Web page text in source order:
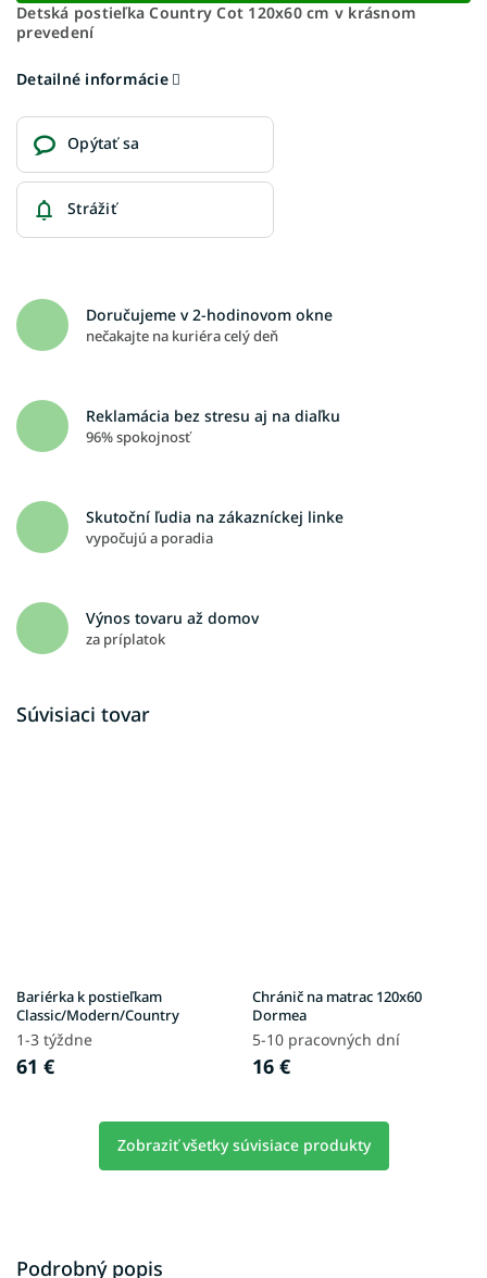
Detská postieľka Country Cot 120x60 cm v krásnom
prevedení
Detailné informácie
Opýtať sa
Strážiť
Doručujeme v 2-hodinovom okne
nečakajte na kuriéra celý deň
Reklamácia bez stresu aj na diaľku
96% spokojnosť
Skutoční ľudia na zákazníckej linke
vypočujú a poradia
Výnos tovaru až domov
za príplatok
Súvisiaci tovar
Bariérka k postieľkam
Classic/Modern/Country
1-3 týždne
61 €
Chránič na matrac 120x60
Dormea
5-10 pracovných dní
16 €
Zobraziť všetky súvisiace produkty
Podrobný popis